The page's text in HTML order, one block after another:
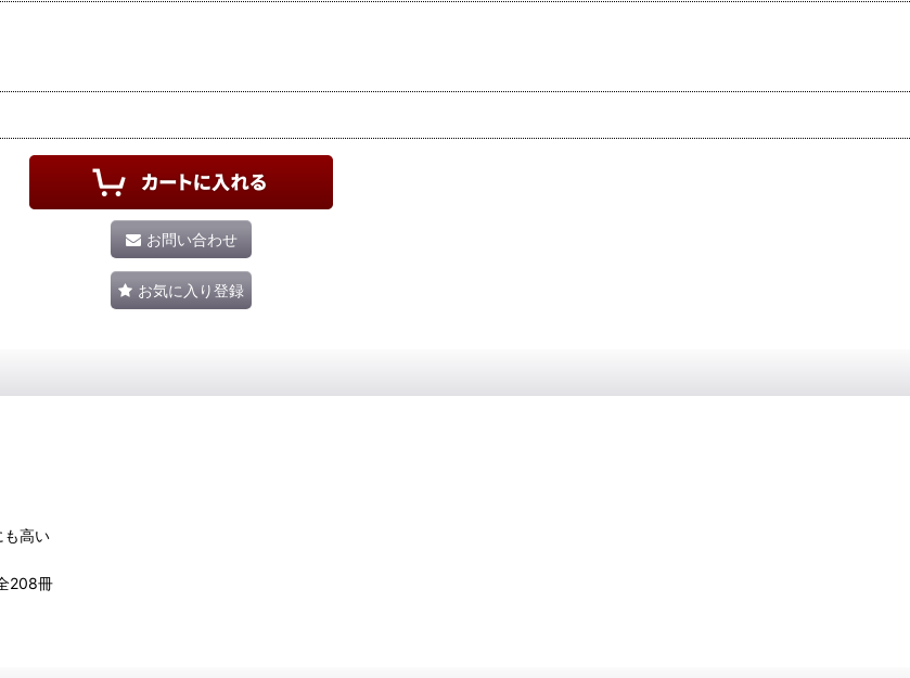
お問い合わせ
お気に入り登録
も高い
208冊